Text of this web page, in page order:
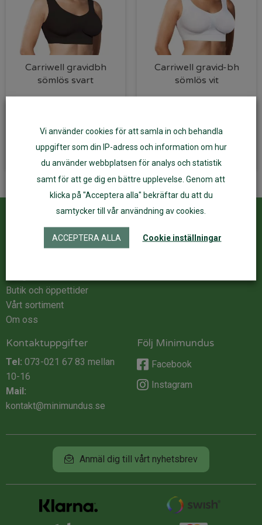
Carriwell gravidbh
sömlös svart
Välj alternativ
Carriwell gravid-bh
sömlös vit
Välj alternativ
Kundservice
Kontakta oss
Butik och öppettider
Vårt sortiment
Om oss
Kontaktuppgifter
Tel: 073-021 67 83 mellan
10-16
Mail:
kontakt@minimundus.se
Följ Minimundus
Facebook
Instagram
Anmäl dig till vårt nyhetsbrev
Vi använder cookies för att samla in och behandla
uppgifter som din IP-adress och information om hur
du använder webbplatsen för analys och statistik
samt för att ge dig en bättre upplevelse. Genom att
klicka på "Acceptera alla" bekräftar du att du
samtycker till vår användning av cookies.
ACCEPTERA ALLA Cookie inställningar